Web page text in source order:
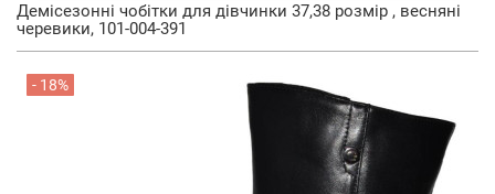
Демісезонні чобітки для дівчинки 37,38 розмір , весняні
черевики, 101-004-391
- 18%